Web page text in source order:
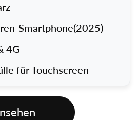
Smartphone(2025)
4G
für Touchscreen